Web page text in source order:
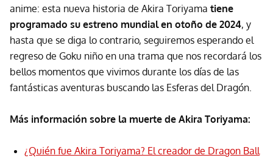
anime: esta nueva historia de Akira Toriyama tiene
programado su estreno mundial en otoño de 2024, y
hasta que se diga lo contrario, seguiremos esperando el
regreso de Goku niño en una trama que nos recordará los
bellos momentos que vivimos durante los días de las
fantásticas aventuras buscando las Esferas del Dragón.
Más información sobre la muerte de Akira Toriyama:
¿Quién fue Akira Toriyama? El creador de Dragon Ball